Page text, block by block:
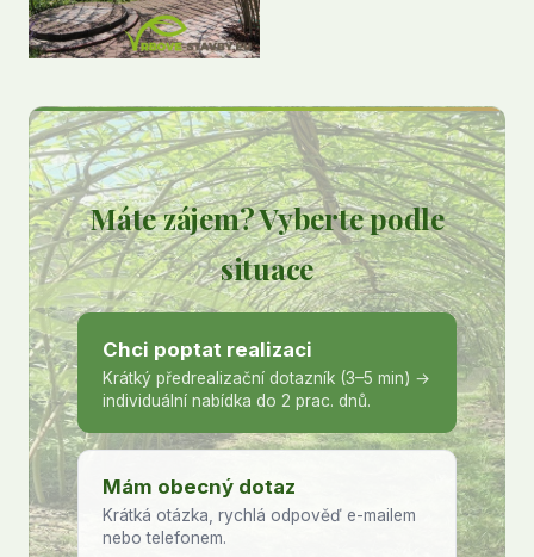
Máte zájem? Vyberte podle
situace
Chci poptat realizaci
Krátký předrealizační dotazník (3–5 min) →
individuální nabídka do 2 prac. dnů.
Mám obecný dotaz
Krátká otázka, rychlá odpověď e-mailem
nebo telefonem.